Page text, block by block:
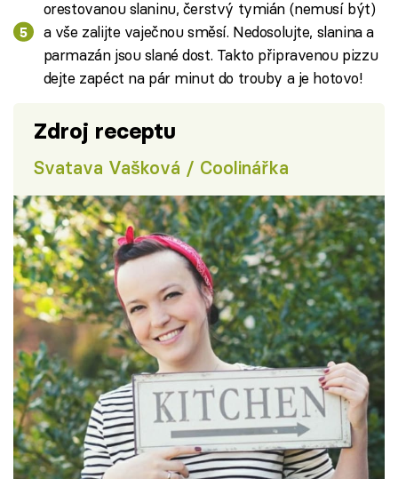
orestovanou slaninu, čerstvý tymián (nemusí být)
a vše zalijte vaječnou směsí. Nedosolujte, slanina a
parmazán jsou slané dost. Takto připravenou pizzu
dejte zapéct na pár minut do trouby a je hotovo!
Zdroj receptu
Svatava Vašková / Coolinářka